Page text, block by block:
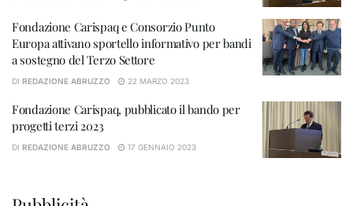
Fondazione Carispaq e Consorzio Punto
Europa attivano sportello informativo per bandi
a sostegno del Terzo Settore
DI REDAZIONE ABRUZZO 22 MARZO 2023
Fondazione Carispaq, pubblicato il bando per
progetti terzi 2023
DI REDAZIONE ABRUZZO 17 GENNAIO 2023